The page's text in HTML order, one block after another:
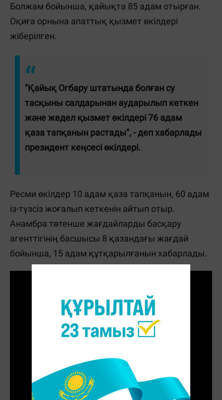
Болжам бойынша, қайықта 85 адам отырған.
Оқиға орнына апаттық қызмет өкілдері
жіберілген.
"Қайық Огбару штатында болған су
тасқыны салдарынан аударылып кеткен
және жедел қызмет өкілдері 76 адам
қаза тапқанын растады", - деп хабарлады
президент кеңсесі өкілдері.
Ресми өкілдер 10 адам қаза тапқанын, 60 адам
із-түзсіз жоғалып кеткенін айтып отыр.
Анамбра төтенше жағдайларды басқару
агенттігінің басшысы 8 қазандағы жағдай
бойынша, 15 адам құтқарылғанын хабарлады.